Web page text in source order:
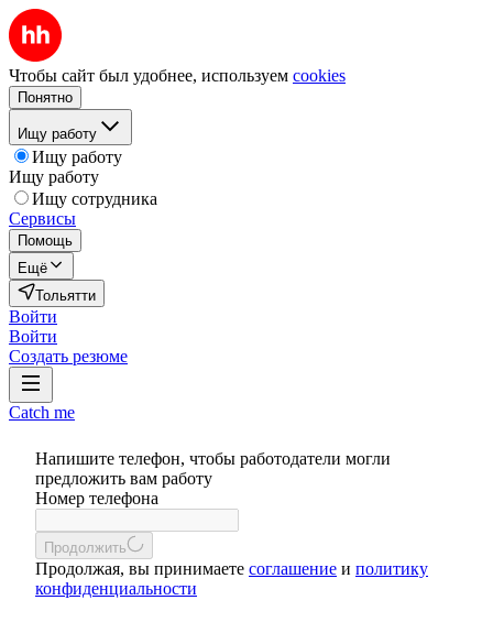
Чтобы сайт был удобнее, используем cookies
Понятно
Ищу работу
Ищу работу
Ищу работу
Ищу сотрудника
Сервисы
Помощь
Ещё
Тольятти
Войти
Войти
Создать резюме
Catch me
Напишите телефон, чтобы работодатели могли
предложить вам работу
Номер телефона
Продолжить
Продолжая, вы принимаете соглашение и политику
конфиденциальности